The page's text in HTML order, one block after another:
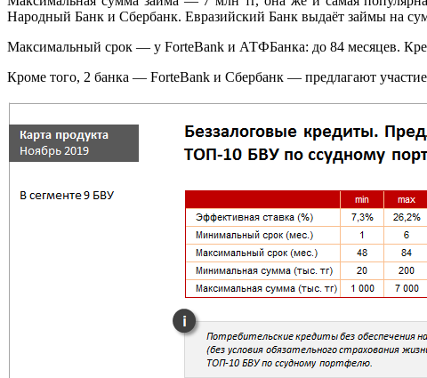
Народный Банк и Сбербанк. Евразийский Банк выдаёт займы на
Максимальный срок — у ForteBank и АТФБанка: до 84 месяцев.
Кроме того, 2 банка — ForteBank и Сбербанк — предлагают